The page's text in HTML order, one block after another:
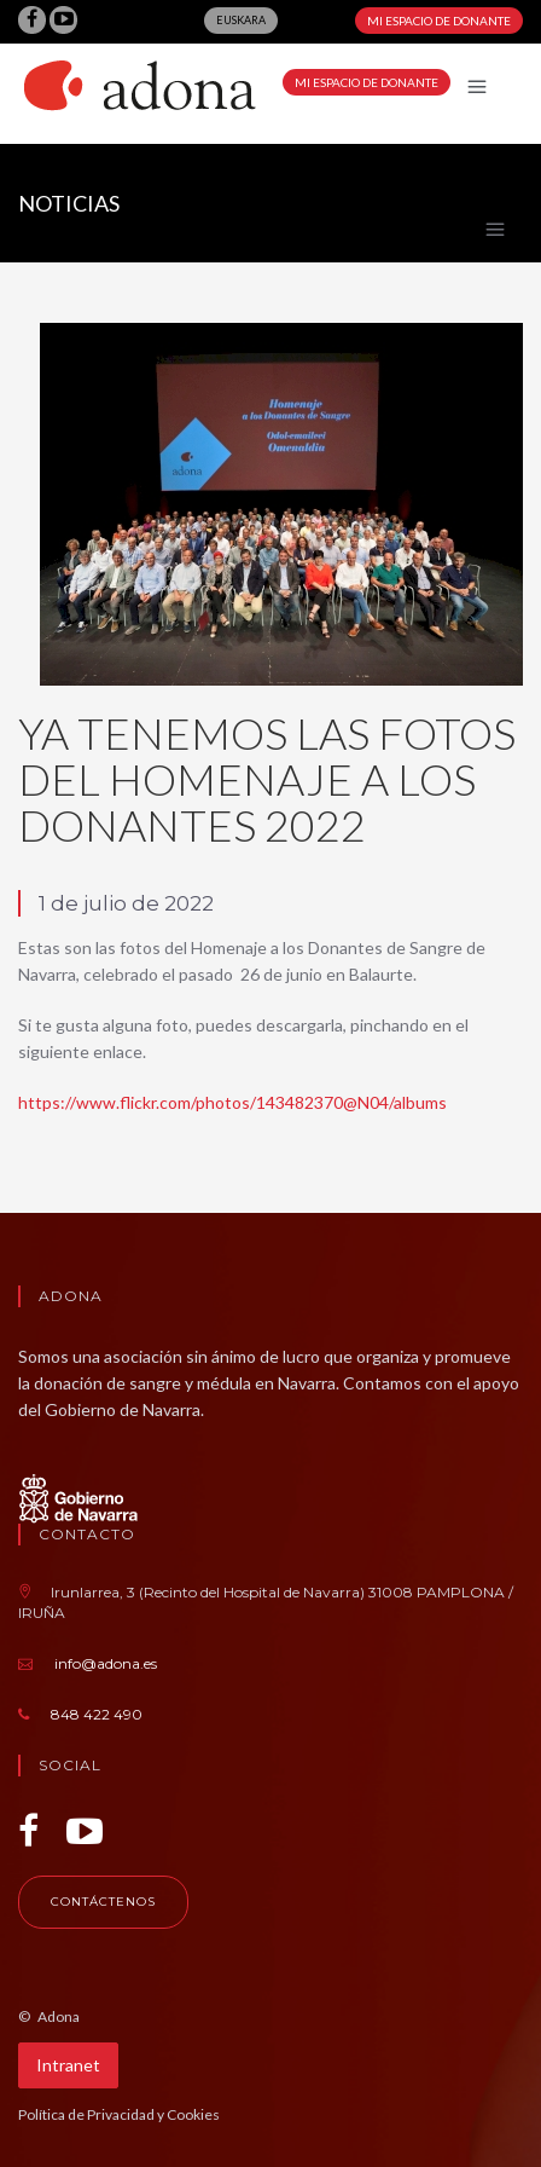
EUSKARA MI ESPACIO DE DONANTE
MI ESPACIO DE DONANTE
NOTICIAS
YA TENEMOS LAS FOTOS
DEL HOMENAJE A LOS
DONANTES 2022
1 de julio de 2022
Estas son las fotos del Homenaje a los Donantes de Sangre de
Navarra, celebrado el pasado 26 de junio en Balaurte.
Si te gusta alguna foto, puedes descargarla, pinchando en el
siguiente enlace.
https://www.flickr.com/photos/143482370@N04/albums
ADONA
Somos una asociación sin ánimo de lucro que organiza y promueve
la donación de sangre y médula en Navarra. Contamos con el apoyo
del Gobierno de Navarra.
CONTACTO
Irunlarrea, 3 (Recinto del Hospital de Navarra) 31008 PAMPLONA /
IRUÑA
info@adona.es
848 422 490
SOCIAL
CONTÁCTENOS
© Adona
Intranet
Política de Privacidad y Cookies